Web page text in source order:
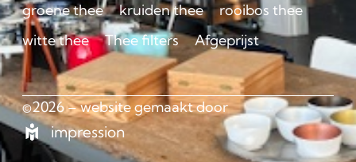
groene thee
kruiden thee
rooibos thee
witte thee
Thee filters Afgeprijst
©2026 – website gemaakt door
impression